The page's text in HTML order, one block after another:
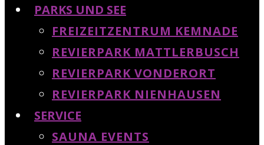
PARKS UND SEE
FREIZEITZENTRUM KEMNADE
REVIERPARK MATTLERBUSCH
REVIERPARK VONDERORT
REVIERPARK NIENHAUSEN
SERVICE
SAUNA EVENTS